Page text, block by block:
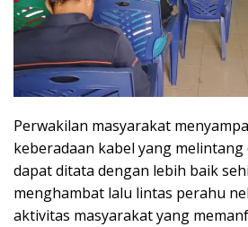
Perwakilan masyarakat
keberadaan kabel yang
dapat ditata dengan lebih baik
menghambat lalu lintas perahu
aktivitas masyarakat yang